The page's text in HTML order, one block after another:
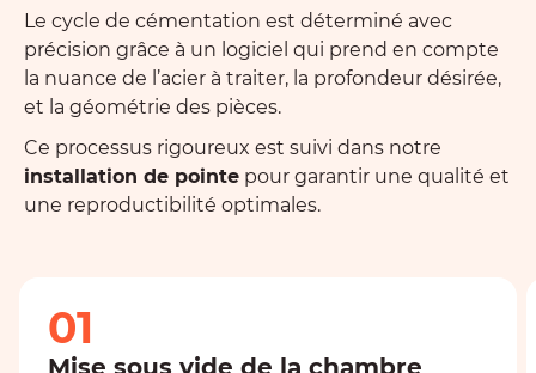
Le cycle de cémentation est déterminé avec
précision grâce à un logiciel qui prend en compte
la nuance de l’acier à traiter, la profondeur désirée,
et la géométrie des pièces.
Ce processus rigoureux est suivi dans notre
installation de pointe pour garantir une qualité et
une reproductibilité optimales.
01